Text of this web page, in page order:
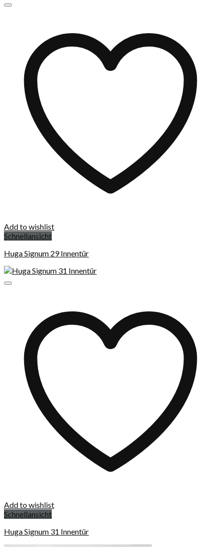
Add to wishlist
Schnellansicht
Huga Signum 29 Innentür
Add to wishlist
Schnellansicht
Huga Signum 31 Innentür